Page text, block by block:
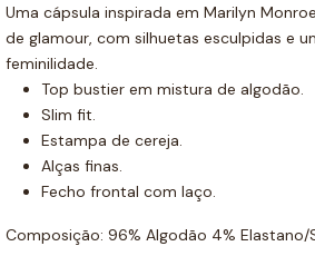
Uma cápsula inspirada em Marilyn
de glamour, com silhuetas esculpidas e
feminilidade.
Top bustier em mistura de algodão.
Slim fit.
Estampa de cereja.
Alças finas.
Fecho frontal com laço.
Composição: 96% Algodão 4% Elastano/